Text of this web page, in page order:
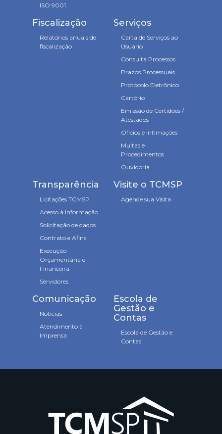
ISO 9001
Fiscalização
Relatórios anuais de
fiscalização
Serviços
Carta de Serviços ao
Usuário
Consulta Processos
Prazos Processuais
Protocolo Eletrônico
Cartório
Emissão de Certidões /
Atestados
Ofícios e Intimações
Multas e
Procedimentos
Ouvidoria
Transparência
Licitações TCMSP
Acesso à Informação
Solicitação de dados
Contrato e Afins
Execução
Orçamentária e
Financeira
Servidores
Visite o TCMSP
Agende sua Visita
Comunicação
Notícias
Atendimento à
Imprensa
Escola de
Gestão e
Contas
Escola de Gestão e
Contas